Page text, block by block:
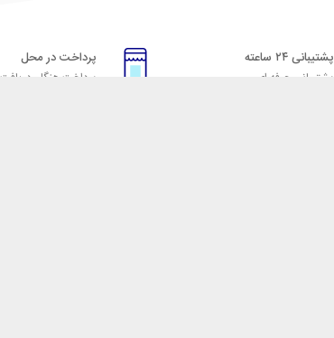
پشتیبانی ۲۴ ساعته
پشتیبانی حرفه ای
پرداخت در محل
پرداخت هنگام دریافت